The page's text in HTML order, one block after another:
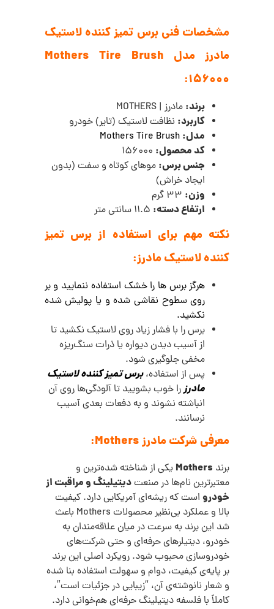
مشخصات فنی برس تمیز کننده لاستیک
مادرز مدل Mothers Tire Brush
156000:
برند: مادرز | MOTHERS
کاربرد: نظافت لاستیک (تایر) خودرو
مدل: Mothers Tire Brush
کد محصول:
جنس برس: موهای کوتاه و سفت (بدون
ایجاد خراش)
وزن:
ارتفاع دسته:
نکته مهم برای استفاده از برس تمیز
کننده لاستیک مادرز:
هرگز برس ها را خشک استفاده ننمایید و بر
روی سطوح نقاشی شده و یا پولیش شده
نکشید.
برس را با فشار زیاد روی لاستیک نکشید تا
از آسیب دیدن دیواره یا ذرات سنگ‌ریزه
مخفی جلوگیری شود.
پس از استفاده،برس تمیز کننده لاستیک
مادرزرا خوب بشویید تا آلودگی‌ها روی آن
انباشته نشوند و به دفعات بعدی آسیب
نرسانند.
معرفی شرکت مادرز Mothers:
برند Mothers یکی از شناخته‌ شده‌ترین و
معتبرترین نام‌ها در صنعتدیتیلینگ و مراقبت از
خودرواست که ریشه‌ای آمریکایی دارد. کیفیت
بالا و عملکرد بی‌نظیر محصولات Mothers باعث
شد این برند به‌ سرعت در میان علاقه‌مندان به
خودرو، دیتیلرهای حرفه‌ای و حتی شرکت‌های
خودروسازی محبوب شود. رویکرد اصلی این برند
بر پایه‌ی کیفیت، دوام و سهولت استفاده بنا شده
و شعار نانوشته‌ی آن، “زیبایی در جزئیات است”،
کاملاً با فلسفه دیتیلینگ حرفه‌ای هم‌خوانی دارد.